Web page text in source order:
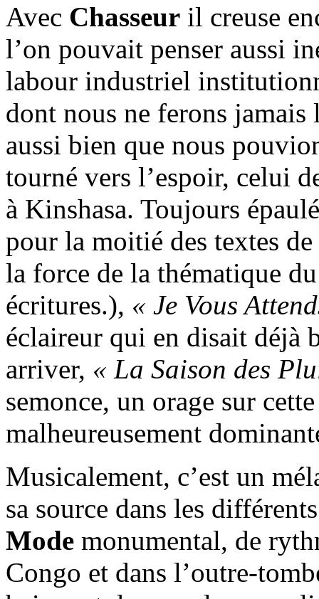
Avec Chasseur il creuse
l’on pouvait penser aussi
labour industriel
dont nous ne ferons
aussi bien que nous
tourné vers l’espoir, celui
à Kinshasa. Toujours
pour la moitié des textes
la force de la thématique
écritures.), « Je Vous
éclaireur qui en disait déjà
arriver, « La Saison des
semonce, un orage sur
malheureusement
Musicalement, c’est un
sa source dans les
Mode monumental, de
Congo et dans l’outre-